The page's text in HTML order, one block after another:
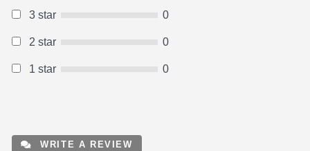
3 star 0
2 star 0
1 star 0
WRITE A REVIEW